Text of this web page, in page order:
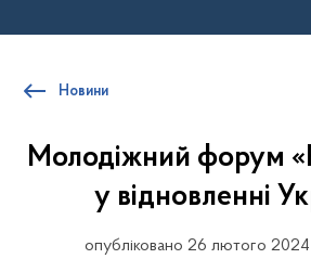
Новини
Молодіжний форум
у відновленні
опубліковано 26 лютого 2024